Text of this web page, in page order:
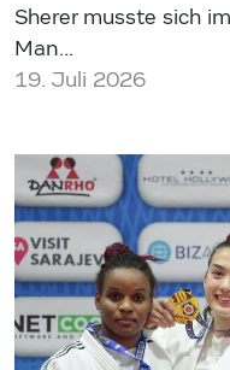
Sherer musste sich
Man…
19. Juli 2026